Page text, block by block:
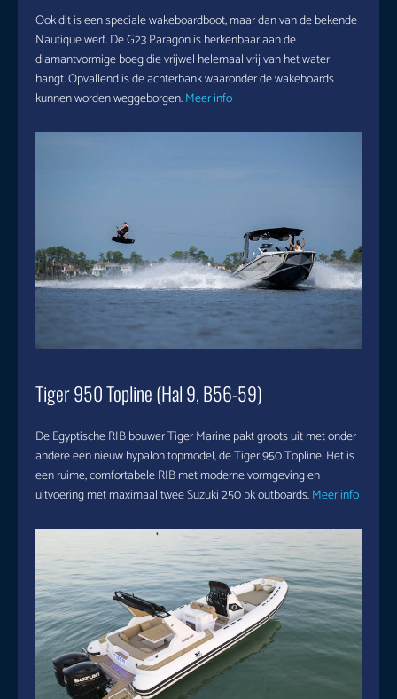
Ook dit is een speciale wakeboardboot, maar dan van de bekende
Nautique werf. De G23 Paragon is herkenbaar aan de
diamantvormige boeg die vrijwel helemaal vrij van het water
hangt. Opvallend is de achterbank waaronder de wakeboards
kunnen worden weggeborgen.Meer info
Tiger 950 Topline (Hal 9, B56-59)
De Egyptische RIB bouwer Tiger Marine pakt groots uit met onder
andere een nieuw hypalon topmodel, de Tiger 950 Topline. Het is
een ruime, comfortabele RIB met moderne vormgeving en
uitvoering met maximaal twee Suzuki 250 pk outboards.Meer info